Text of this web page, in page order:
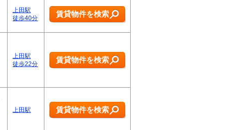
上田駅
徒歩40分
賃貸物件を検索
上田駅
徒歩22分
賃貸物件を検索
上田駅 賃貸物件を検索